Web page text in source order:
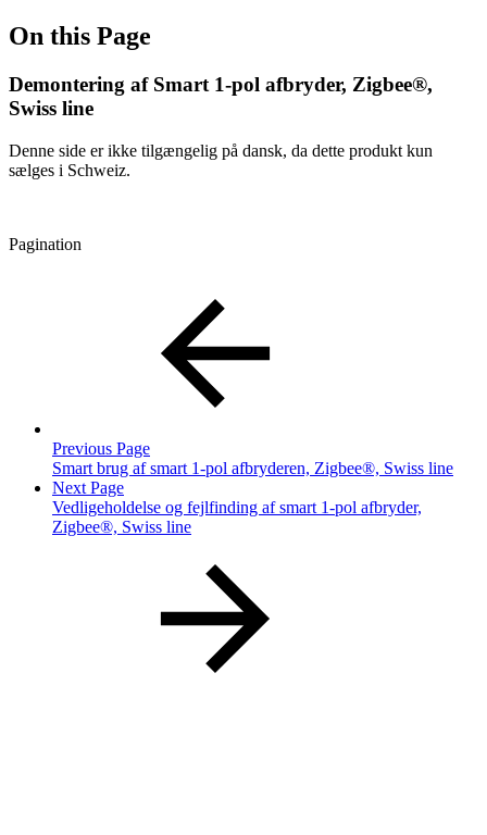
On this Page
Demontering af Smart 1-pol afbryder, Zigbee®,
Swiss line
Denne side er ikke tilgængelig på dansk, da dette produkt kun
sælges i Schweiz.
Pagination
Previous Page
Smart brug af smart 1-pol afbryderen, Zigbee®, Swiss line
Next Page
Vedligeholdelse og fejlfinding af smart 1-pol afbryder,
Zigbee®, Swiss line